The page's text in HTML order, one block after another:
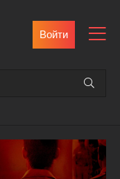
Войти